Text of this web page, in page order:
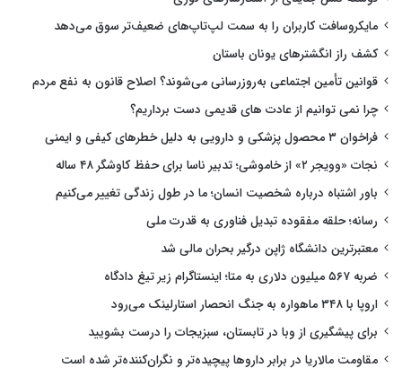
مایکروسافت کاربران را به سمت لپ‌تاپ‌های ضعیف‌تر سوق می‌دهد
کشف راز انگشترهای یونان باستان
قوانین تأمین اجتماعی به‌روزرسانی می‌شوند؟ اصلاح قانون به نفع مردم
چرا نمی توانیم از عادت های قدیمی دست برداریم؟
فراخوان ۳ محصول پزشکی و دارویی به دلیل خطرهای کیفی و ایمنی
نجات «وویجر ۲» از خاموشی؛ تدبیر ناسا برای حفظ کاوشگر ۴۸ ساله
باور اشتباه درباره شخصیت انسان؛ ما در طول زندگی تغییر می‌کنیم
رسانه؛ حلقه مفقوده تبدیل فناوری به قدرت ملی
معتبرترین دانشگاه ژاپن درگیر بحران مالی شد
ضربه ۵۶۷ میلیون دلاری به متا؛ اینستاگرام زیر تیغ دادگاه
اروپا با ۳۴۸ ماهواره به جنگ انحصار استارلینک می‌رود
برای پیشگیری از وبا در تابستان، سبزیجات را درست بشویید
مقاومت مالاریا در برابر داروها پیچیده‌تر و نگران‌کننده‌تر شده است